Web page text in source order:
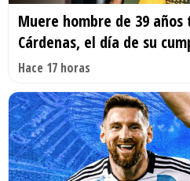
Muere hombre de 39
Cárdenas, el día de su
Hace 17 horas